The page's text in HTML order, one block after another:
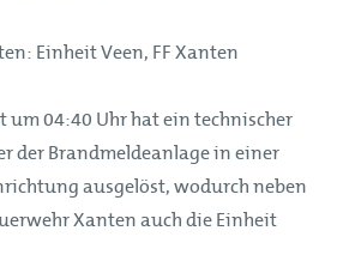
Einheit Veen, FF Xanten
um 04:40 Uhr hat ein technischer
der Brandmeldeanlage in einer
ausgelöst, wodurch neben
Xanten auch die Einheit